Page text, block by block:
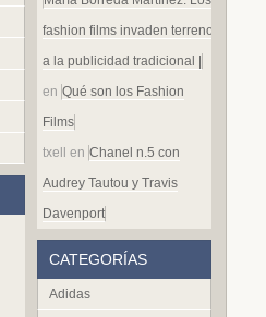
fashion films invaden terreno
a la publicidad tradicional |
en Qué son los Fashion
Films
txell
en Chanel n.5 con
Audrey Tautou y Travis
Davenport
CATEGORÍAS
Adidas